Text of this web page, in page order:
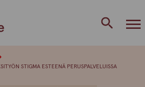
STIGMA ESTEENÄ PERUSPALVELUISSA